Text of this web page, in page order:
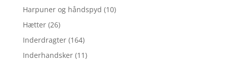
Harpuner og håndspyd (10)
Hætter (26)
Inderdragter (164)
Inderhandsker (11)